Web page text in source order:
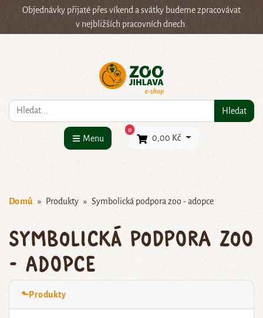
Objednávky přijaté přes víkend a svátky budeme zpracovávat
v nejbližších pracovních dnech.
Co hledáte? Hledat
Menu
0×
0,00 Kč
Domů Produkty Symbolická podpora zoo - adopce
Symbolická podpora zoo
- adopce
⬑Produkty